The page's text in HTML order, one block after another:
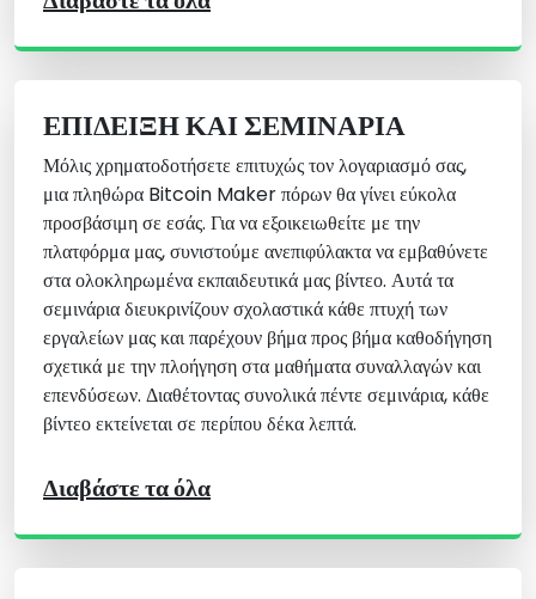
ΕΠΊΔΕΙΞΗ ΚΑΙ ΣΕΜΙΝΆΡΙΑ
Μόλις χρηματοδοτήσετε επιτυχώς τον λογαριασμό σας,
μια πληθώρα Bitcoin Maker πόρων θα γίνει εύκολα
προσβάσιμη σε εσάς. Για να εξοικειωθείτε με την
πλατφόρμα μας, συνιστούμε ανεπιφύλακτα να εμβαθύνετε
στα ολοκληρωμένα εκπαιδευτικά μας βίντεο. Αυτά τα
σεμινάρια διευκρινίζουν σχολαστικά κάθε πτυχή των
εργαλείων μας και παρέχουν βήμα προς βήμα καθοδήγηση
σχετικά με την πλοήγηση στα μαθήματα συναλλαγών και
επενδύσεων. Διαθέτοντας συνολικά πέντε σεμινάρια, κάθε
βίντεο εκτείνεται σε περίπου δέκα λεπτά.
Διαβάστε τα όλα